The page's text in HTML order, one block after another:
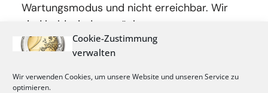
Cookie-Zustimmung
verwalten
Wir verwenden Cookies, um unsere Website und unseren Service zu
optimieren.
Wartungsmodus und nicht erreichbar. Wir
sind bald wieder zurück.